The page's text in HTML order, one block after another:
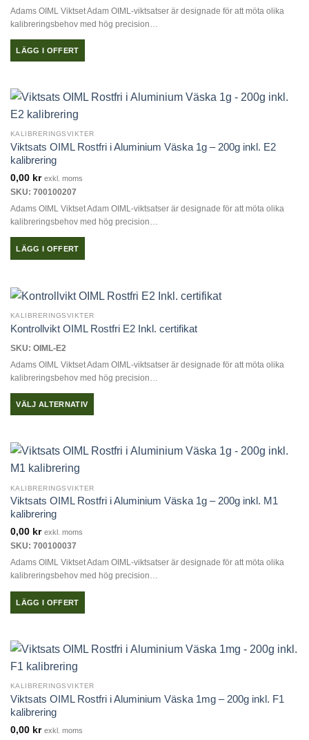
Adams OIML Viktset Adam OIML-viktsatser är designade för att möta olika
kalibreringsbehov med hög precision…
LÄGG I OFFERT
KALIBRERINGSVIKTER
Viktsats OIML Rostfri i Aluminium Väska 1g – 200g inkl. E2
kalibrering
0,00 kr exkl. moms
SKU: 700100207
Adams OIML Viktset Adam OIML-viktsatser är designade för att möta olika
kalibreringsbehov med hög precision…
LÄGG I OFFERT
KALIBRERINGSVIKTER
Kontrollvikt OIML Rostfri E2 Inkl. certifikat
SKU: OIML-E2
Adams OIML Viktset Adam OIML-viktsatser är designade för att möta olika
kalibreringsbehov med hög precision…
VÄLJ ALTERNATIV
produkten
har
varianter.
De
alternativen
väljas
på
produktsidan
KALIBRERINGSVIKTER
Viktsats OIML Rostfri i Aluminium Väska 1g – 200g inkl. M1
kalibrering
0,00 kr exkl. moms
SKU: 700100037
Adams OIML Viktset Adam OIML-viktsatser är designade för att möta olika
kalibreringsbehov med hög precision…
LÄGG I OFFERT
KALIBRERINGSVIKTER
Viktsats OIML Rostfri i Aluminium Väska 1mg – 200g inkl. F1
kalibrering
0,00 kr exkl. moms